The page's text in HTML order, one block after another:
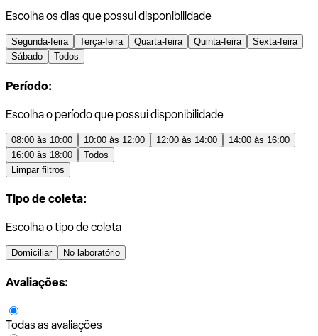
Escolha os dias que possui disponibilidade
Segunda-feira Terça-feira Quarta-feira Quinta-feira
Sexta-feira
Sábado
Todos
Período:
Escolha o período que possui disponibilidade
08:00 às 10:00 10:00 às 12:00 12:00 às 14:00
14:00 às 16:00
16:00 às 18:00
Todos
Limpar filtros
Tipo de coleta:
Escolha o tipo de coleta
Domiciliar No laboratório
Avaliações:
Todas as avaliações